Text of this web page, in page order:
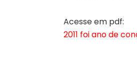
Acesse em pdf:
2011 foi ano de